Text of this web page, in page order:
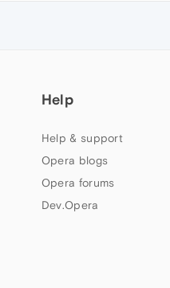
Help
Help & support
Opera blogs
Opera forums
Dev.Opera